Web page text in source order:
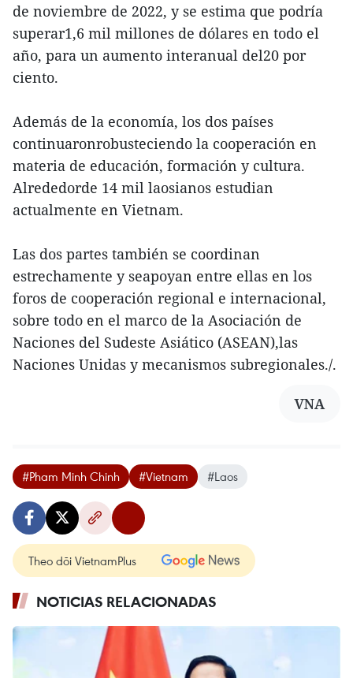
de noviembre de 2022, y se estima que podría
superar1,6 mil millones de dólares en todo el
año, para un aumento interanual del20 por
ciento.
Además de la economía, los dos países
continuaronrobusteciendo la cooperación en
materia de educación, formación y cultura.
Alrededorde 14 mil laosianos estudian
actualmente en Vietnam.
Las dos partes también se coordinan
estrechamente y seapoyan entre ellas en los
foros de cooperación regional e internacional,
sobre todo en el marco de la Asociación de
Naciones del Sudeste Asiático (ASEAN),las
Naciones Unidas y mecanismos subregionales./.
VNA
#Pham Minh Chinh #Vietnam #Laos
Theo dõi VietnamPlus
NOTICIAS RELACIONADAS